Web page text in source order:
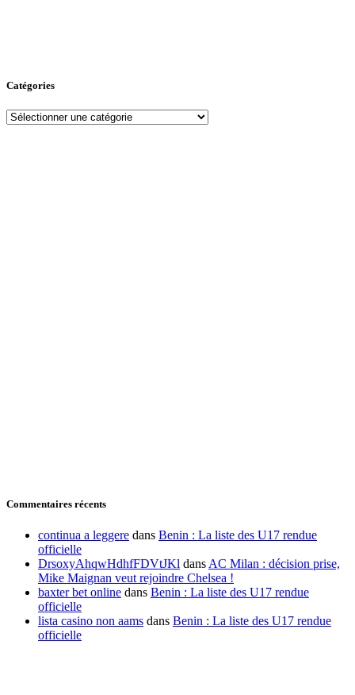
Catégories
Commentaires récents
continua a leggere dans Benin : La liste des U17 rendue
officielle
DrsoxyAhqwHdhfFDVtJKl dans AC Milan : décision prise,
Mike Maignan veut rejoindre Chelsea !
baxter bet online dans Benin : La liste des U17 rendue
officielle
lista casino non aams dans Benin : La liste des U17 rendue
officielle